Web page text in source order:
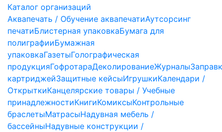
Каталог организаций
Аквапечать / Обучение аквапечатиАутсорсинг
печатиБлистерная упаковкаБумага для
полиграфииБумажная
упаковкаГазетыГолографическая
продукцияГофротараДеколированиеЖурналы
картриджейЗащитные кейсыИгрушкиКалендари /
ОткрыткиКанцелярские товары / Учебные
принадлежностиКнигиКомиксыКонтрольные
браслетыМатрасыНадувная мебель /
бассейныНадувные конструкции /